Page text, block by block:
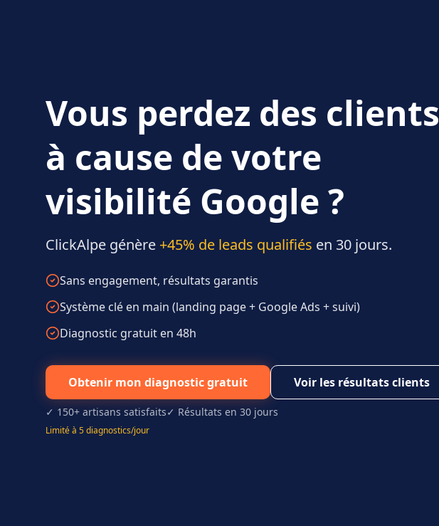
Vous perdez des clients
à cause de votre
visibilité Google ?
ClickAlpe génère +45% de leads qualifiés en 30 jours.
Sans engagement, résultats garantis
Système clé en main (landing page + Google Ads + suivi)
Diagnostic gratuit en 48h
Obtenir mon diagnostic gratuit Voir les résultats clients
✓ 150+ artisans satisfaits✓ Résultats en 30 jours
Limité à 5 diagnostics/jour